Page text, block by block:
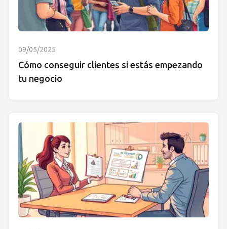
09/05/2025
Cómo conseguir clientes si estás empezando
tu negocio